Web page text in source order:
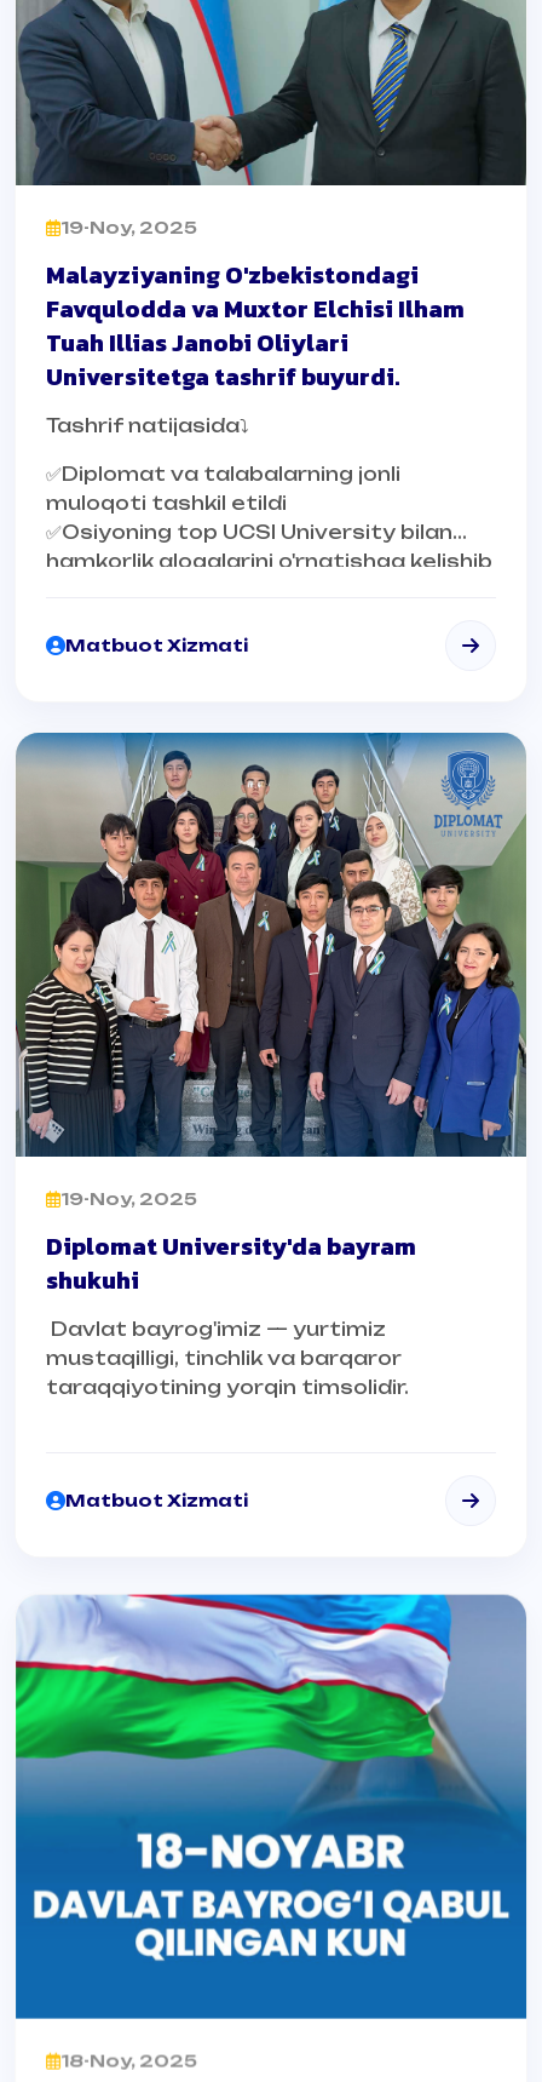
19-Noy, 2025
Malayziyaning O'zbekistondagi
Favqulodda va Muxtor Elchisi Ilham
Tuah Illias Janobi Oliylari
Universitetga tashrif buyurdi.
Tashrif natijasida⤵️
✅Diplomat va talabalarning jonli
muloqoti tashkil etildi
✅Osiyoning top UCSI University bilan
hamkorlik aloqalarini o'rnatishga kelishib
loyihasiga taklif qilindi
Matbuot Xizmati
19-Noy, 2025
Diplomat University'da bayram
shukuhi
Davlat bayrog'imiz — yurtimiz
mustaqilligi, tinchlik va barqaror
taraqqiyotining yorqin timsolidir.
Matbuot Xizmati
18-Noy, 2025